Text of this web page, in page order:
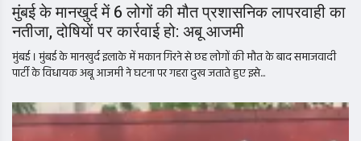
मुंबई के मानखुर्द में 6 लोगों की मौत प्रशासनिक लापरवाही का
नतीजा, दोषियों पर कार्रवाई हो: अबू आजमी
मुंबई । मुंबई के मानखुर्द इलाके में मकान गिरने से छह लोगों की मौत के बाद समाजवादी
पार्टी के विधायक अबू आजमी ने घटना पर गहरा दुख जताते हुए इसे...